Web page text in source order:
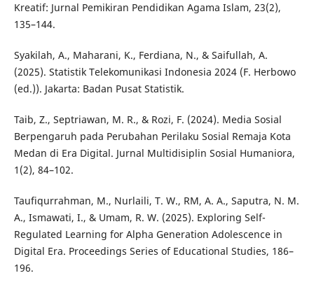
Kreatif: Jurnal Pemikiran Pendidikan Agama Islam, 23(2),
135–144.
Syakilah, A., Maharani, K., Ferdiana, N., & Saifullah, A.
(2025). Statistik Telekomunikasi Indonesia 2024 (F. Herbowo
(ed.)). Jakarta: Badan Pusat Statistik.
Taib, Z., Septriawan, M. R., & Rozi, F. (2024). Media Sosial
Berpengaruh pada Perubahan Perilaku Sosial Remaja Kota
Medan di Era Digital. Jurnal Multidisiplin Sosial Humaniora,
1(2), 84–102.
Taufiqurrahman, M., Nurlaili, T. W., RM, A. A., Saputra, N. M.
A., Ismawati, I., & Umam, R. W. (2025). Exploring Self-
Regulated Learning for Alpha Generation Adolescence in
Digital Era. Proceedings Series of Educational Studies, 186–
196.